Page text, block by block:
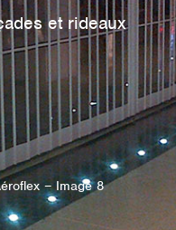
et rideaux
– Image 8